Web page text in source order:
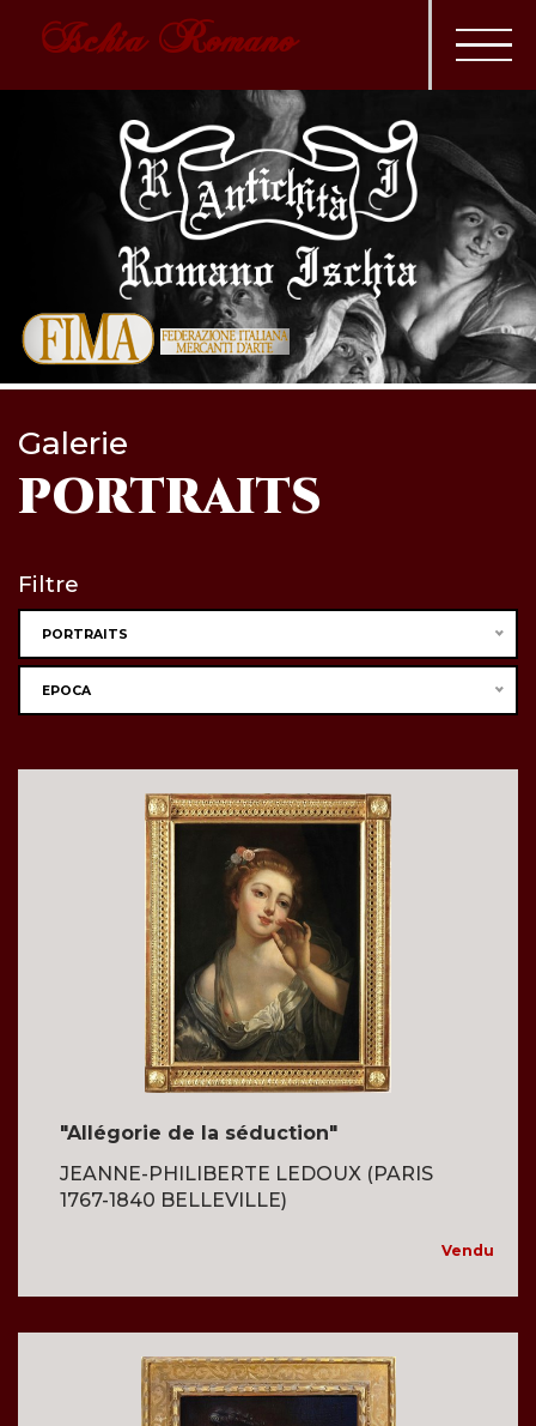
Ischia Romano
Galerie
PORTRAITS
Filtre
PORTRAITS
EPOCA
"Allégorie de la séduction"
JEANNE-PHILIBERTE LEDOUX (PARIS
1767-1840 BELLEVILLE)
Vendu